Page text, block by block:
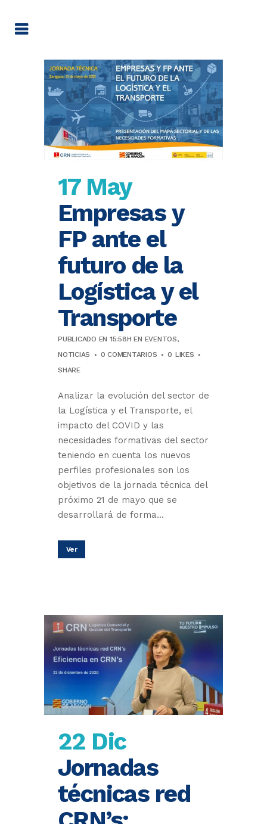
17 May
Empresas y
FP ante el
futuro de la
Logística y el
Transporte
PUBLICADO EN 15:58H EN EVENTOS,
NOTICIAS
0 COMENTARIOS 0 LIKES
SHARE
Analizar la evolución del sector de
la Logística y el Transporte, el
impacto del COVID y las
necesidades formativas del sector
teniendo en cuenta los nuevos
perfiles profesionales son los
objetivos de la jornada técnica del
próximo 21 de mayo que se
desarrollará de forma...
Ver
22 Dic
Jornadas
técnicas red